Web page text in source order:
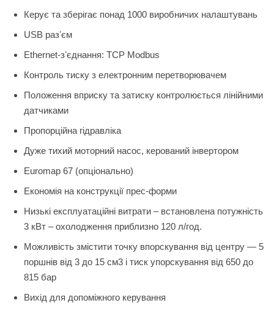
Керує та зберігає понад 1000 виробничих налаштувань
USB разʼєм
Ethernet-зʼєднання: TCP Modbus
Контроль тиску з електронним перетворювачем
Положення вприску та затиску контролюється лінійними
датчиками
Пропорційна гідравліка
Дуже тихий моторний насос, керований інвертором
Euromap 67 (опціонально)
Економія на конструкції прес-форми
Низькі експлуатаційні витрати – встановлена ​​потужність
3 кВт – охолодження приблизно 120 л/год.
Можливість змістити точку впорскування від центру — 5
поршнів від 3 до 15 см3 і тиск упорскування від 650 до
815 бар
Вихід для допоміжного керування